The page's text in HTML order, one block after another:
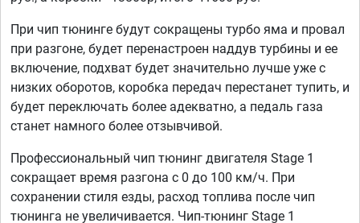
При чип тюнинге будут сокращены турбо яма и провал
при разгоне, будет перенастроен наддув турбины и ее
включение, подхват будет значительно лучше уже с
низких оборотов, коробка передач перестанет тупить, и
будет переключать более адекватно, а педаль газа
станет намного более отзывчивой.
Профессиональный чип тюнинг двигателя Stage 1
сокращает время разгона с 0 до 100 км/ч. При
сохранении стиля езды, расход топлива после чип
тюнинга не увеличивается. Чип-тюнинг Stage 1